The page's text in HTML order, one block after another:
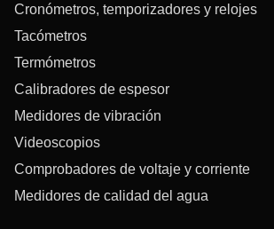
Cronómetros, temporizadores y relojes
Tacómetros
Termómetros
Calibradores de espesor
Medidores de vibración
Videoscopios
Comprobadores de voltaje y corriente
Medidores de calidad del agua